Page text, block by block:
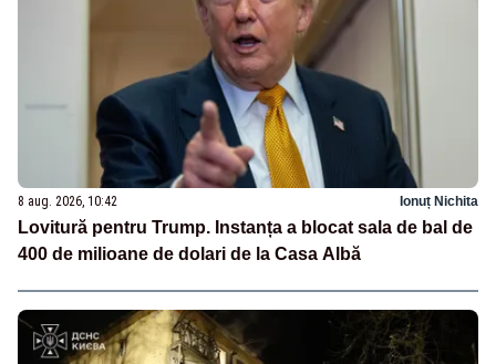
8 aug. 2026, 10:42 Ionuț Nichita
Lovitură pentru Trump. Instanța a blocat sala de bal de
400 de milioane de dolari de la Casa Albă